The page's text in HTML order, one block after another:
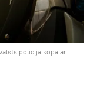
policija kopā ar